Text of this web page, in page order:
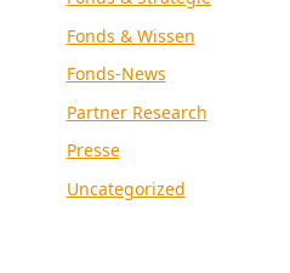
Fonds & Wissen
Fonds-News
Partner Research
Presse
Uncategorized